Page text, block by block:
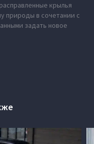
крылья
природы в сочетании с
задать новое